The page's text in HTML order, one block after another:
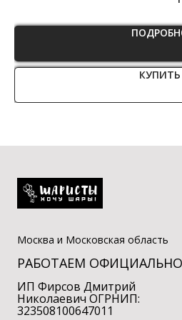
КУПИТЬ
Москва и Московская область
РАБОТАЕМ ОФИЦИАЛЬНО
ИП Фирсов Дмитрий
Николаевич ОГРНИП:
323508100647011